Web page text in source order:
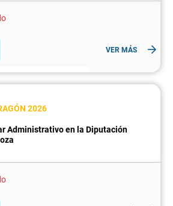
VER MÁS
2026
Administrativo en la Diputación